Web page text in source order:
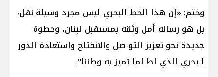
وختم: «إن هذا الخط البحري ليس مجرد وسيلة نقل،
بل هو رسالة أمل وثقة بمستقبل لبنان، وخطوة
جديدة نحو تعزيز التواصل والانفتاح واستعادة الدور
البحري الذي لطالما تميز به وطننا".